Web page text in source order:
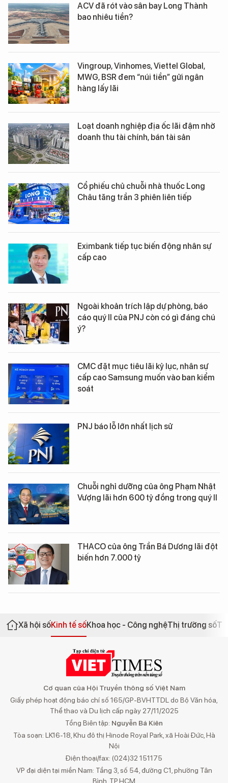
ACV đã rót vào sân bay Long Thành
bao nhiêu tiền?
Vingroup, Vinhomes, Viettel Global,
MWG, BSR đem “núi tiền” gửi ngân
hàng lấy lãi
Loạt doanh nghiệp địa ốc lãi đậm nhờ
doanh thu tài chính, bán tài sản
Cổ phiếu chủ chuỗi nhà thuốc Long
Châu tăng trần 3 phiên liên tiếp
Eximbank tiếp tục biến động nhân sự
cấp cao
Ngoài khoản trích lập dự phòng, báo
cáo quý II của PNJ còn có gì đáng chú
ý?
CMC đặt mục tiêu lãi kỷ lục, nhân sự
cấp cao Samsung muốn vào ban kiểm
soát
PNJ báo lỗ lớn nhất lịch sử
Chuỗi nghỉ dưỡng của ông Phạm Nhật
Vượng lãi hơn 600 tỷ đồng trong quý II
THACO của ông Trần Bá Dương lãi đột
biến hơn 7.000 tỷ
Xã hội sốKinh tế sốKhoa học - Công nghệThị trường số
Cơ quan của Hội Truyền thông số Việt Nam
Giấy phép hoạt động báo chí số 165/GP-BVHTTDL do Bộ Văn hóa,
Thể thao và Du lịch cấp ngày 27/11/2025
Tổng Biên tập: Nguyễn Bá Kiên
Tòa soạn: LK16-18, Khu đô thị Hinode Royal Park, xã Hoài Đức, Hà
Nội
Điện thoại/fax: (024)32 151175
VP đại diện tại miền Nam: Tầng 3, số 54, đường C1, phường Tân
Bình, TP.HCM